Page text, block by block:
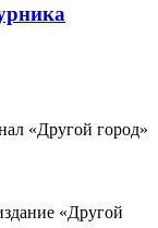
«Другой город»
«Другой